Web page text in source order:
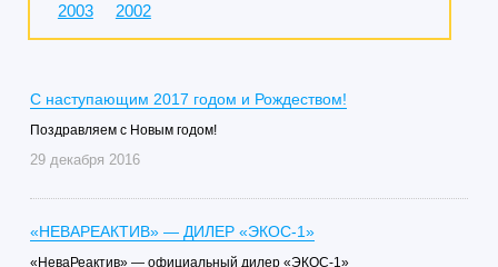
2003
2002
C наступающим 2017 годом и Рождеством!
Поздравляем с Новым годом!
29 декабря 2016
«НЕВАРЕАКТИВ» — ДИЛЕР «ЭКОС-1»
«НеваРеактив» — официальный дилер «ЭКОС-1»